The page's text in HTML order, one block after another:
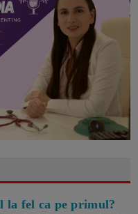
la fel ca pe primul?